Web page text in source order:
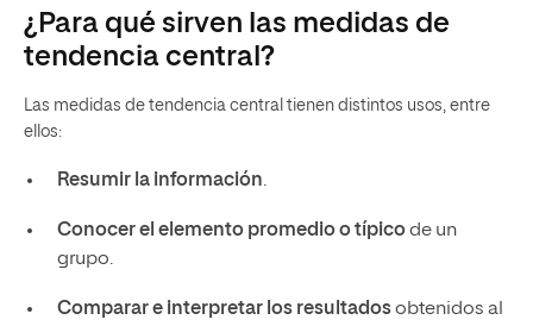
¿Para qué sirven las medidas de
tendencia central?
Las medidas de tendencia central tienen distintos usos, entre
ellos:
Resumir la información.
Conocer el elemento promedio o típicode un
grupo.
Comparar e interpretar los resultadosobtenidos al